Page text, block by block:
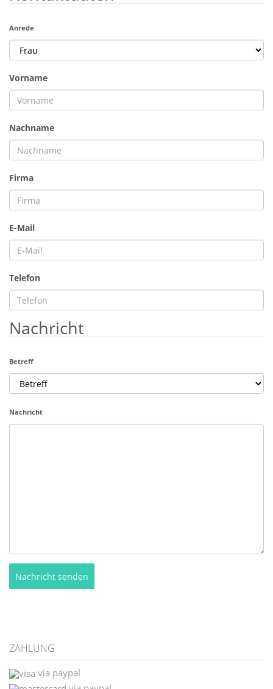
Anrede
Vorname
Nachname
Firma
E-Mail
Telefon
Nachricht
Betreff
Nachricht
Nachricht senden
ZAHLUNG
via paypal